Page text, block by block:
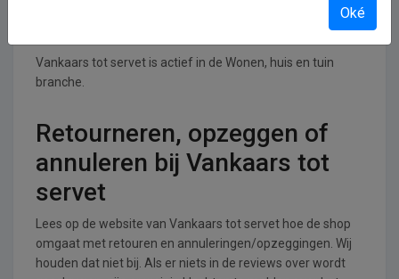
Vankaars tot servet is actief in de Wonen, huis en tuin
branche.
Retourneren, opzeggen of
annuleren bij Vankaars tot
servet
Lees op de website van Vankaars tot servet hoe de shop
omgaat met retouren en annuleringen/opzeggingen. Wij
houden dat niet bij. Als er niets in de reviews over wordt
Oké